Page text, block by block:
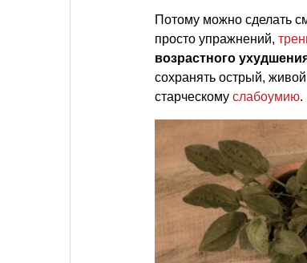
Потому можно сделать
просто упражнений,
возрастного
сохранять острый,
старческому слабоумию.